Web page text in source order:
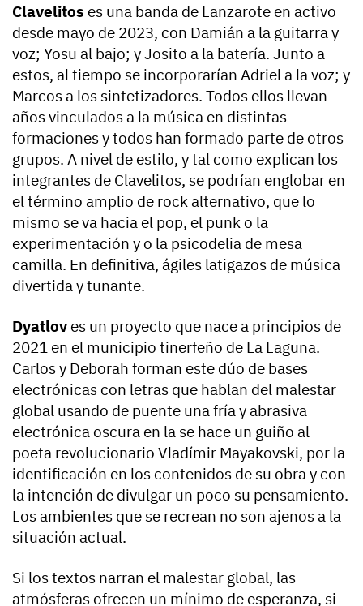
Clavelitos es una banda de Lanzarote en activo
desde mayo de 2023, con Damián a la guitarra y
voz; Yosu al bajo; y Josito a la batería. Junto a
estos, al tiempo se incorporarían Adriel a la voz; y
Marcos a los sintetizadores. Todos ellos llevan
años vinculados a la música en distintas
formaciones y todos han formado parte de otros
grupos. A nivel de estilo, y tal como explican los
integrantes de Clavelitos, se podrían englobar en
el término amplio de rock alternativo, que lo
mismo se va hacia el pop, el punk o la
experimentación y o la psicodelia de mesa
camilla. En definitiva, ágiles latigazos de música
divertida y tunante.
Dyatlov es un proyecto que nace a principios de
2021 en el municipio tinerfeño de La Laguna.
Carlos y Deborah forman este dúo de bases
electrónicas con letras que hablan del malestar
global usando de puente una fría y abrasiva
electrónica oscura en la se hace un guiño al
poeta revolucionario Vladímir Mayakovski, por la
identificación en los contenidos de su obra y con
la intención de divulgar un poco su pensamiento.
Los ambientes que se recrean no son ajenos a la
situación actual.
Si los textos narran el malestar global, las
atmósferas ofrecen un mínimo de esperanza, si